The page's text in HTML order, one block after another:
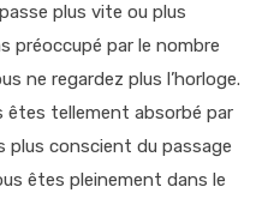
plus vite ou plus
préoccupé par le nombre
ne regardez plus l’horloge.
êtes tellement absorbé par
plus conscient du passage
êtes pleinement dans le